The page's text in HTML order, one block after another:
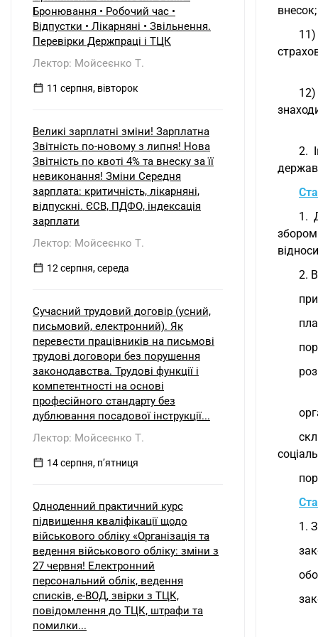
внесок;
11)
2.
1.
2.
1.
Бронювання • Робочий час •
Відпустки • Лікарняні • Звільнення.
Перевірки Держпраці і ТЦК
Лектор: Мойсеєнко Т.
11 серпня, вівторок
Великі зарплатні зміни! Зарплатна
Звітність по-новому з липня! Нова
Звітність по квоті 4% та внеску за її
невиконання! Зміни Середня
зарплата: критичність, лікарняні,
відпускні. ЄСВ, ПДФО, індексація
зарплати
Лектор: Мойсеєнко Т.
12 серпня, середа
Сучасний трудовий договір (усний,
письмовий, електронний). Як
перевести працівників на письмові
трудові договори без порушення
законодавства. Трудові функції і
компетентності на основі
професійного стандарту без
дублювання посадової інструкції...
Лектор: Мойсеєнко Т.
14 серпня, пʼятниця
Одноденний практичний курс
підвищення кваліфікації щодо
військового обліку «Організація та
ведення військового обліку: зміни з
27 червня! Електронний
персональний облік, ведення
списків, е-ВОД, звірки з ТЦК,
повідомлення до ТЦК, штрафи та
помилки...